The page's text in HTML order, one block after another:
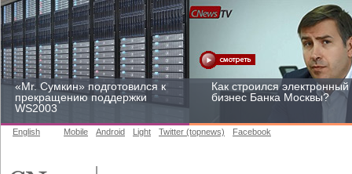
«Mr. Сумкин» подготовился к
прекращению поддержки
WS2003
Как строился электронный
бизнес Банка Москвы?
English Mobile Android Light Twitter (topnews) Facebook